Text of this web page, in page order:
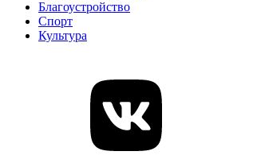
Благоустройство
Спорт
Культура